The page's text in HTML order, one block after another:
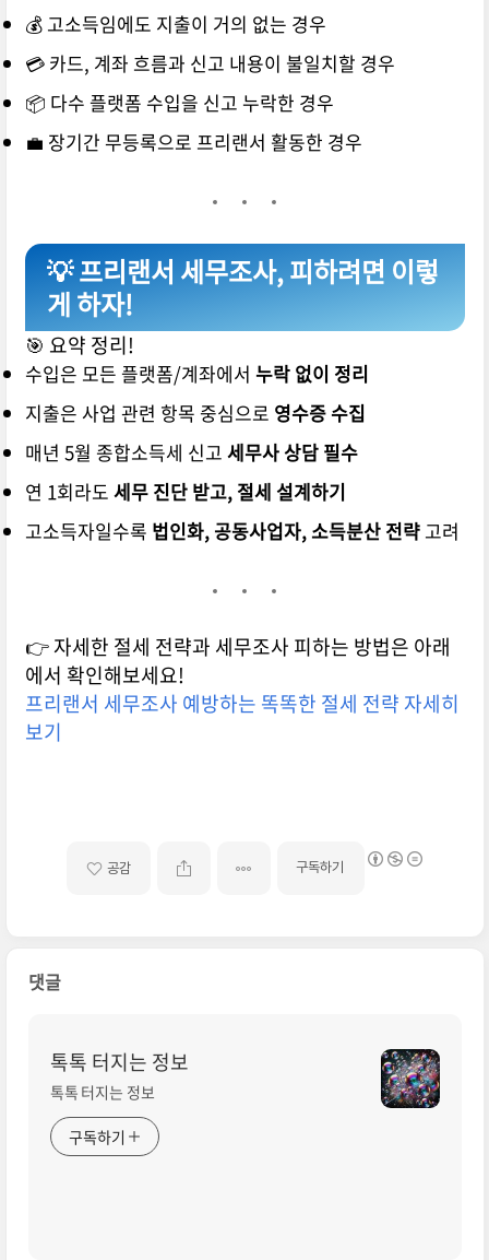
💰 고소득임에도 지출이 거의 없는 경우
💳 카드, 계좌 흐름과 신고 내용이 불일치할 경우
📦 다수 플랫폼 수입을 신고 누락한 경우
💼 장기간 무등록으로 프리랜서 활동한 경우
💡 프리랜서 세무조사, 피하려면 이렇
게 하자!
🎯 요약 정리!
수입은 모든 플랫폼/계좌에서 누락 없이 정리
지출은 사업 관련 항목 중심으로 영수증 수집
매년 5월 종합소득세 신고 세무사 상담 필수
연 1회라도 세무 진단 받고, 절세 설계하기
고소득자일수록 법인화, 공동사업자, 소득분산 전략고려
👉 자세한 절세 전략과 세무조사 피하는 방법은 아래
에서 확인해보세요!
프리랜서 세무조사 예방하는 똑똑한 절세 전략 자세히
보기
공감 구독하기
댓글
톡톡 터지는 정보
톡톡 터지는 정보
구독하기